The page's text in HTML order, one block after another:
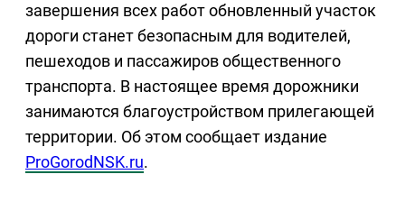
завершения всех работ обновленный участок
дороги станет безопасным для водителей,
пешеходов и пассажиров общественного
транспорта. В настоящее время дорожники
занимаются благоустройством прилегающей
территории. Об этом сообщает издание
ProGorodNSK.ru.